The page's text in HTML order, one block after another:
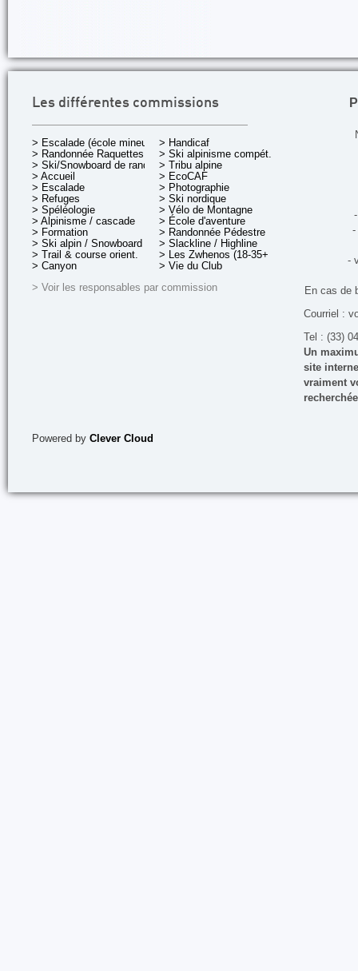
Les différentes commissions
> Escalade (école mineurs)
> Randonnée Raquettes
> Ski/Snowboard de rando.
> Accueil
> Escalade
> Refuges
> Spéléologie
> Alpinisme / cascade
> Formation
> Ski alpin / Snowboard
> Trail & course orient.
> Canyon
> Handicaf
> Ski alpinisme compét.
> Tribu alpine
> EcoCAF
> Photographie
> Ski nordique
> Vélo de Montagne
> École d'aventure
> Randonnée Pédestre
> Slackline / Highline
> Les Zwhenos (18-35+ ans)
> Vie du Club
> Voir les responsables par commission
-
-
En cas de
Courriel :
Tel : (33)
Un
site
vraiment
Powered by Clever Cloud